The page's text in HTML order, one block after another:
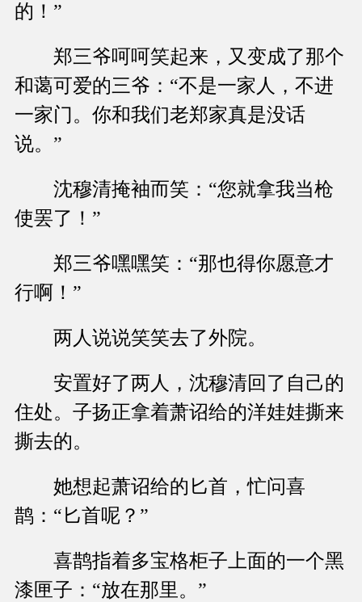
的！”
郑三爷呵呵笑起来，又变成了那个
和蔼可爱的三爷：“不是一家人，不进
一家门。你和我们老郑家真是没话
说。”
沈穆清掩袖而笑：“您就拿我当枪
使罢了！”
郑三爷嘿嘿笑：“那也得你愿意才
行啊！”
两人说说笑笑去了外院。
安置好了两人，沈穆清回了自己的
住处。子扬正拿着萧诏给的洋娃娃撕来
撕去的。
她想起萧诏给的匕首，忙问喜
鹊：“匕首呢？”
喜鹊指着多宝格柜子上面的一个黑
漆匣子：“放在那里。”